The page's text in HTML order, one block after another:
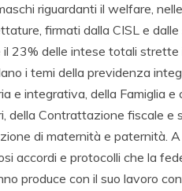
riguardanti il welfare,
firmati dalla CISL e
il 23% delle intese totali strette
i temi della previdenza
e integrativa, della Famiglia e
della Contrattazione fiscale e
di maternità e paternità.
accordi e protocolli che la
produce con il suo lavoro